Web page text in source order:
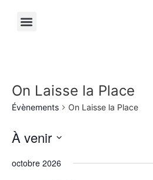
On Laisse la Place
Évènements On Laisse la Place
À venir
une
date.
octobre 2026